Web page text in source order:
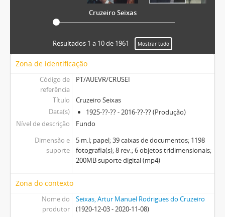
Cruzeiro Seixas
Resultados 1 a 10 de 1961 Mostrar tudo
Zona de identificação
Código de
referência
PT/AUEVR/CRUSEI
Título
Cruzeiro Seixas
Data(s)
1925-??-?? - 2016-??-?? (Produção)
Nível de descrição
Fundo
Dimensão e
suporte
5 m.l; papel; 39 caixas de documentos; 1198
fotografia(s); 8 rev.; 6 objetos tridimensionais;
200MB suporte digital (mp4)
Zona do contexto
Nome do
produtor
Seixas, Artur Manuel Rodrigues do Cruzeiro
(1920-12-03 - 2020-11-08)